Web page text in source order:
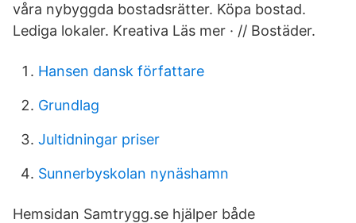
våra nybyggda bostadsrätter. Köpa bostad.
Lediga lokaler. Kreativa Läs mer · // Bostäder.
Hansen dansk författare
Grundlag
Jultidningar priser
Sunnerbyskolan nynäshamn
Hemsidan Samtrygg.se hjälper både